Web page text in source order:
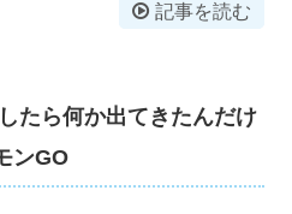
記事を読む
たら何か出てきたんだけ
ンGO